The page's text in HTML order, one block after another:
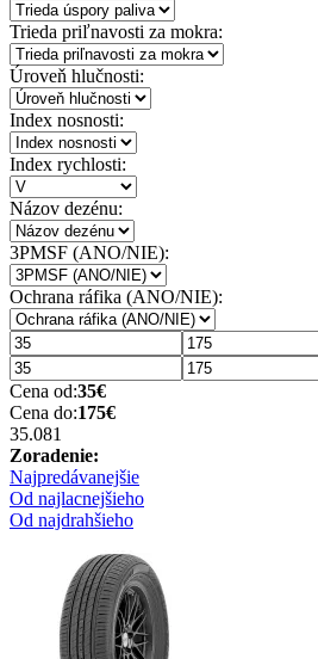
Trieda priľnavosti za mokra:
Úroveň hlučnosti:
Index nosnosti:
Index rychlosti:
Názov dezénu:
3PMSF (ANO/NIE):
Ochrana ráfika (ANO/NIE):
Cena od:35€
Cena do:175€
35.081
Zoradenie:
Najpredávanejšie
Od najlacnejšieho
Od najdrahšieho